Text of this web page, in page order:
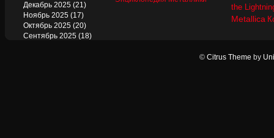
Декабрь 2025 (21)
Ноябрь 2025 (17)
Октябрь 2025 (20)
Сентябрь 2025 (18)
the
Metallica
© Citrus Theme by